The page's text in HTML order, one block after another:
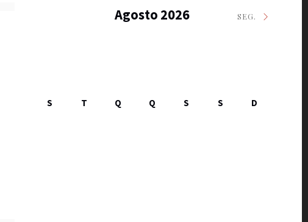
Agosto 2026 SEG.
S T Q Q S S D